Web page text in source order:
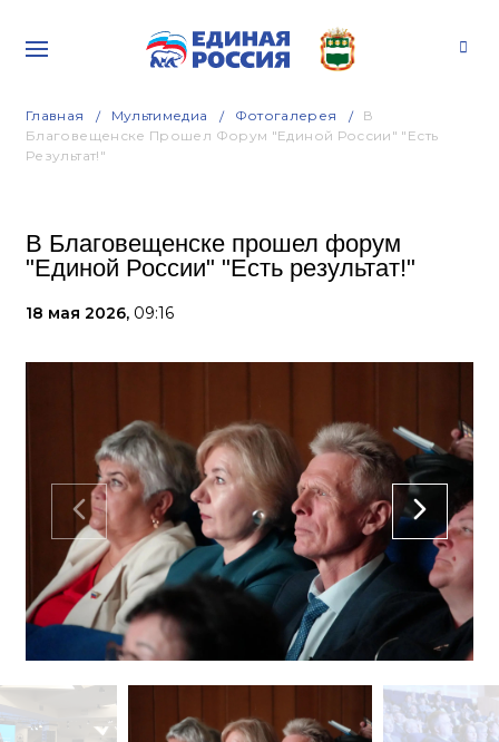
Главная Мультимедиа Фотогалерея
В
Благовещенске Прошел Форум "Единой России" "Есть
Результат!"
В Благовещенске прошел форум
"Единой России" "Есть результат!"
18 мая 2026, 09:16